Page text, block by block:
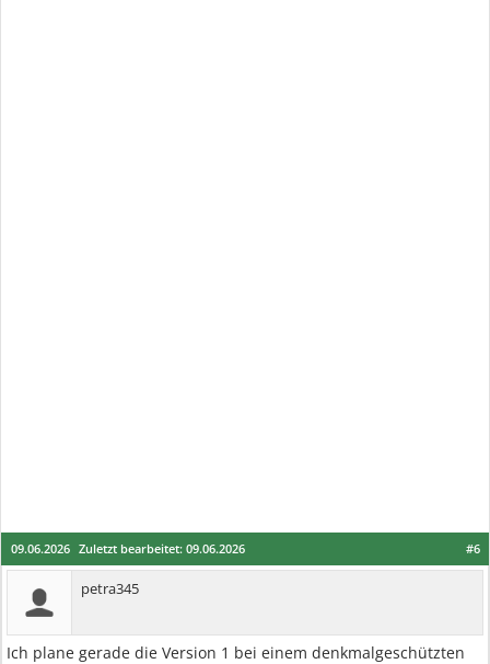
#6
09.06.2026 Zuletzt bearbeitet: 09.06.2026
petra345
Ich plane gerade die Version 1 bei einem denkmalgeschützten